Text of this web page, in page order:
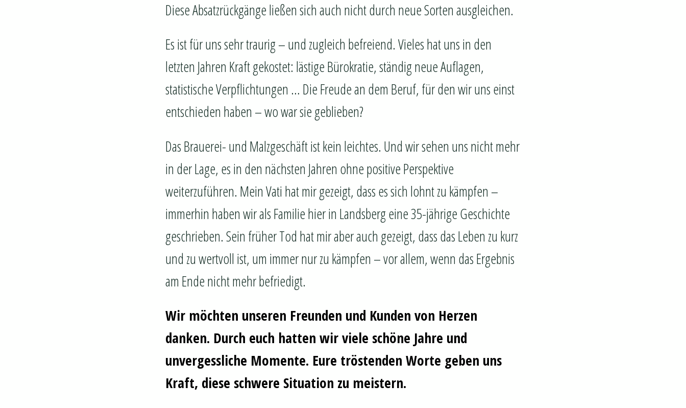
Diese Absatzrückgänge ließen sich auch nicht durch neue Sorten ausgleichen.
Es ist für uns sehr traurig – und zugleich befreiend. Vieles hat uns in den
letzten Jahren Kraft gekostet: lästige Bürokratie, ständig neue Auflagen,
statistische Verpflichtungen … Die Freude an dem Beruf, für den wir uns einst
entschieden haben – wo war sie geblieben?
Das Brauerei- und Malzgeschäft ist kein leichtes. Und wir sehen uns nicht mehr
in der Lage, es in den nächsten Jahren ohne positive Perspektive
weiterzuführen. Mein Vati hat mir gezeigt, dass es sich lohnt zu kämpfen –
immerhin haben wir als Familie hier in Landsberg eine 35-jährige Geschichte
geschrieben. Sein früher Tod hat mir aber auch gezeigt, dass das Leben zu kurz
und zu wertvoll ist, um immer nur zu kämpfen – vor allem, wenn das Ergebnis
am Ende nicht mehr befriedigt.
Wir möchten unseren Freunden und Kunden von Herzen
danken. Durch euch hatten wir viele schöne Jahre und
unvergessliche Momente. Eure tröstenden Worte geben uns
Kraft, diese schwere Situation zu meistern.